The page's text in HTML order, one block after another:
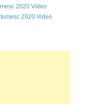
2020 Video
2020 Video